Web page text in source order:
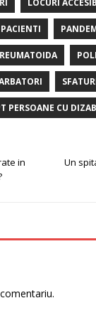
PACIENTI
PERSOANE CU
in
Un